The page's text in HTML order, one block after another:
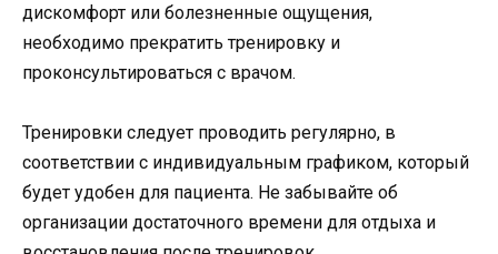
дискомфорт или болезненные ощущения,
необходимо прекратить тренировку и
проконсультироваться с врачом.
Тренировки следует проводить регулярно, в
соответствии с индивидуальным графиком, который
будет удобен для пациента. Не забывайте об
организации достаточного времени для отдыха и